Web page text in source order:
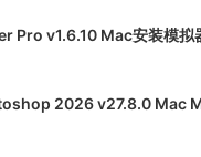
Pro v1.6.10 Mac安装模拟
2026 v27.8.0 Mac